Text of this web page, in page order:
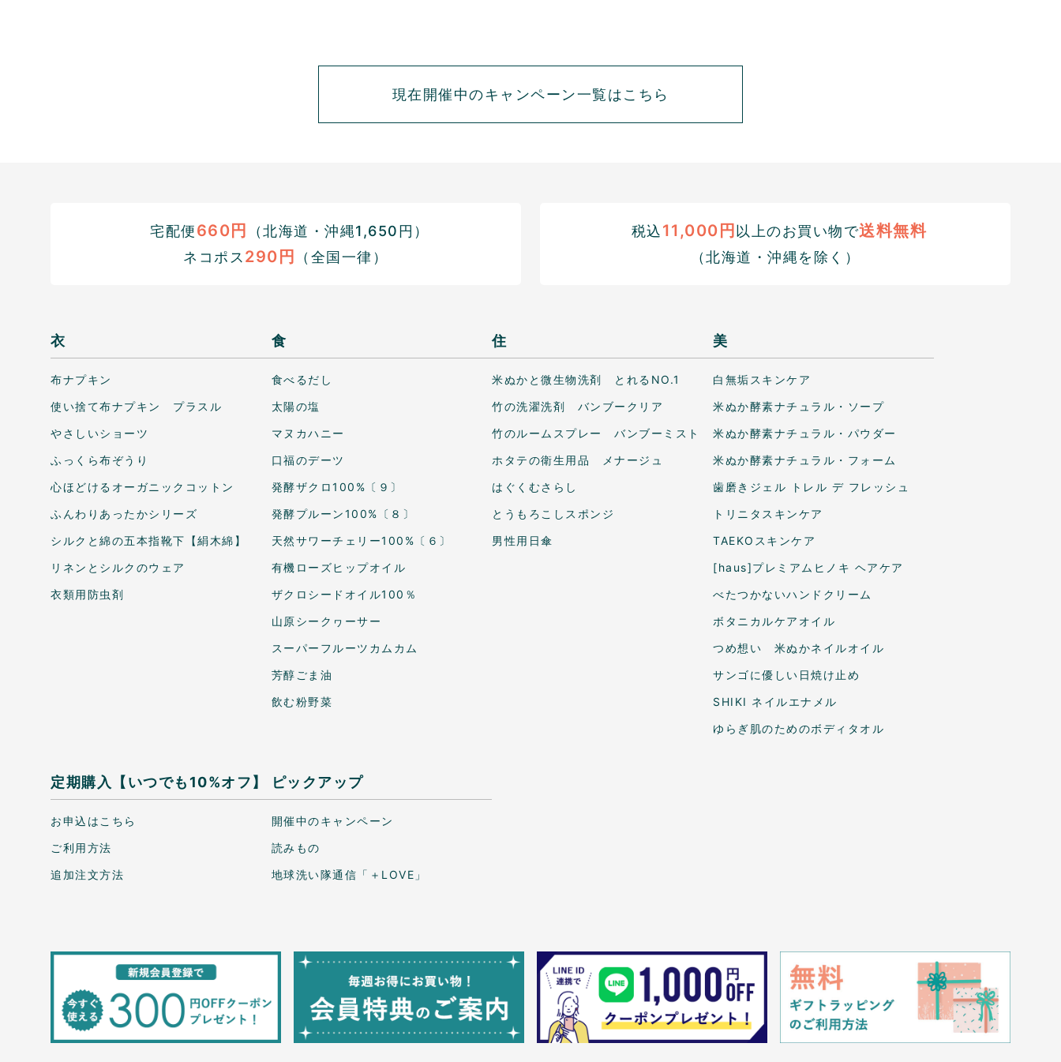
現在開催中のキャンペーン一覧はこちら
宅配便660円
（北海道・沖縄1,650円）
ネコポス 290円 （全国一律）
税込11,000円 以上のお買い物で送料無料
（北海道・沖縄を除く）
衣
布ナプキン
使い捨て布ナプキン プラスル
やさしいショーツ
ふっくら布ぞうり
心ほどけるオーガニックコットン
ふんわりあったかシリーズ
シルクと綿の五本指靴下【絹木綿】
リネンとシルクのウェア
衣類用防虫剤
食
食べるだし
太陽の塩
マヌカハニー
口福のデーツ
発酵ザクロ100%〔９〕
発酵プルーン100%〔８〕
天然サワーチェリー100%〔６〕
有機ローズヒップオイル
ザクロシードオイル100％
山原シークヮーサー
スーパーフルーツカムカム
芳醇ごま油
飲む粉野菜
住
米ぬかと微生物洗剤 とれるNO.1
竹の洗濯洗剤 バンブークリア
竹のルームスプレー バンブーミスト
ホタテの衛生用品 メナージュ
はぐくむさらし
とうもろこしスポンジ
男性用日傘
美
白無垢スキンケア
米ぬか酵素ナチュラル・ソープ
米ぬか酵素ナチュラル・パウダー
米ぬか酵素ナチュラル・フォーム
歯磨きジェル トレル デ フレッシュ
トリニタスキンケア
TAEKOスキンケア
[haus]プレミアムヒノキ ヘアケア
べたつかないハンドクリーム
ボタニカルケアオイル
つめ想い 米ぬかネイルオイル
サンゴに優しい日焼け止め
SHIKI ネイルエナメル
ゆらぎ肌のためのボディタオル
定期購入【いつでも10%オフ】
お申込はこちら
ご利用方法
追加注文方法
ピックアップ
開催中のキャンペーン
読みもの
地球洗い隊通信「＋LOVE」